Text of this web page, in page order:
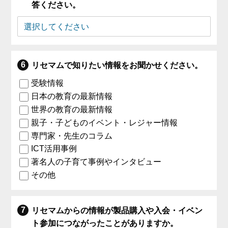
答ください。
リセマムで知りたい情報をお聞かせください。
受験情報
日本の教育の最新情報
世界の教育の最新情報
親子・子どものイベント・レジャー情報
専門家・先生のコラム
ICT活用事例
著名人の子育て事例やインタビュー
その他
リセマムからの情報が製品購入や入会・イベン
ト参加につながったことがありますか。